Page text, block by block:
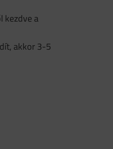
kezdve a
akkor 3-5